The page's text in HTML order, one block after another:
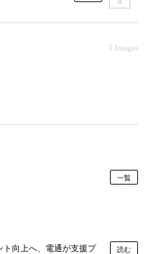
3 Images
一覧
向上へ、電通が支援プ
読む